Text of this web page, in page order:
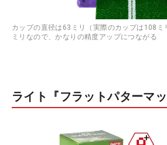
カップの直径は63ミリ（実際のカップは108ミ
ミリなので、かなりの精度アップにつながる
ライト『フラットパターマッ